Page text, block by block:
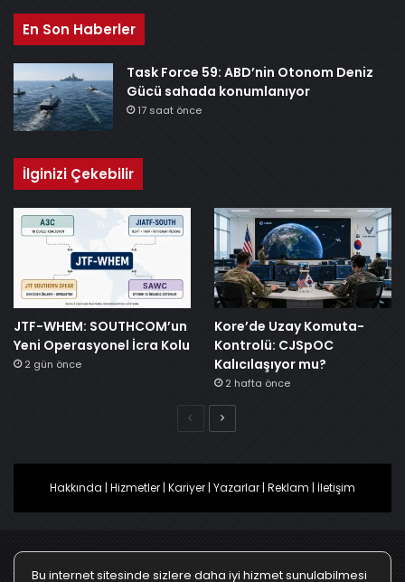
En Son Haberler
Task Force 59: ABD’nin Otonom Deniz
Gücü sahada konumlanıyor
17 saat önce
İlginizi Çekebilir
JTF-WHEM: SOUTHCOM’un
Yeni Operasyonel İcra Kolu
2 gün önce
Kore’de Uzay Komuta-
Kontrolü: CJSpOC
Kalıcılaşıyor mu?
2 hafta önce
ÖncekiSonraki
Hakkında | Hizmetler | Kariyer | Yazarlar | Reklam | İletişim
Bu internet sitesinde sizlere daha iyi hizmet sunulabilmesi